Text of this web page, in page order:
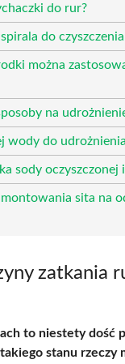
do rur?
do
można
na
wody do
sody oczyszczonej
sita na
zatkania
to niestety dość
stanu rzeczy